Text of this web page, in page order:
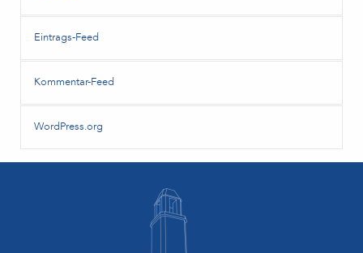
Eintrags-Feed
Kommentar-Feed
WordPress.org